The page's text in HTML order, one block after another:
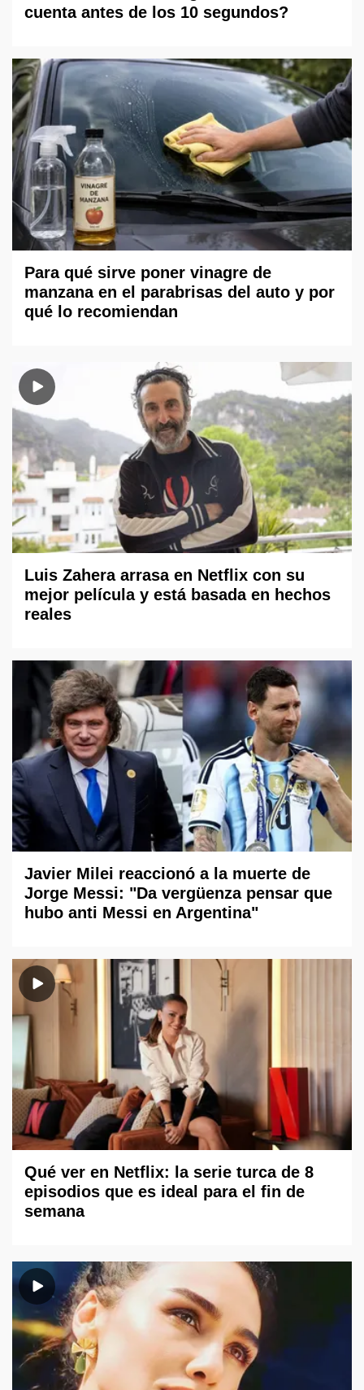
cuenta antes de los 10 segundos?
Para qué sirve poner vinagre de
manzana en el parabrisas del auto y por
qué lo recomiendan
Luis Zahera arrasa en Netflix con su
mejor película y está basada en hechos
reales
Javier Milei reaccionó a la muerte de
Jorge Messi: "Da vergüenza pensar que
hubo anti Messi en Argentina"
Qué ver en Netflix: la serie turca de 8
episodios que es ideal para el fin de
semana